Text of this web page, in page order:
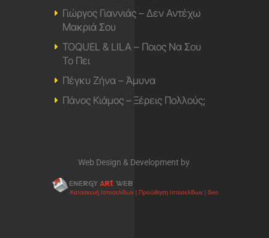
Γιώργος Γιαννιάς – Δεν Αντέχω
Μακριά Σου
TOQUEL & LILA – Ποιος Να Σου
Το Πει
Πέγκυ Ζήνα – Άμυνα
Πάνος Κιάμος – Ξέρεις Πολλούς;
Web Design & Development by